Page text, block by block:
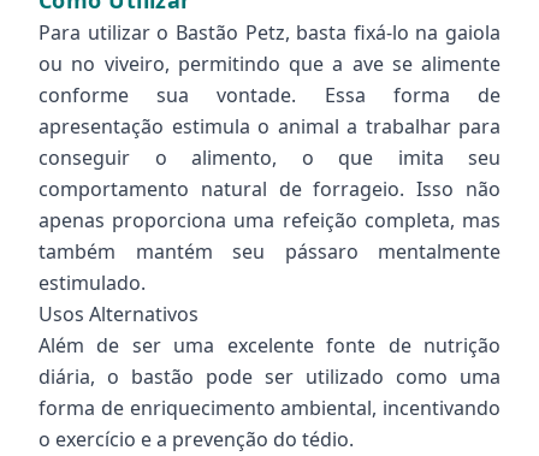
Para utilizar o Bastão Petz, basta fixá-lo na gaiola
ou no viveiro, permitindo que a ave se alimente
conforme sua vontade. Essa forma de
apresentação estimula o animal a trabalhar para
conseguir o alimento, o que imita seu
comportamento natural de forrageio. Isso não
apenas proporciona uma refeição completa, mas
também mantém seu pássaro mentalmente
estimulado.
Usos Alternativos
Além de ser uma excelente fonte de nutrição
diária, o bastão pode ser utilizado como uma
forma de enriquecimento ambiental, incentivando
o exercício e a prevenção do tédio.